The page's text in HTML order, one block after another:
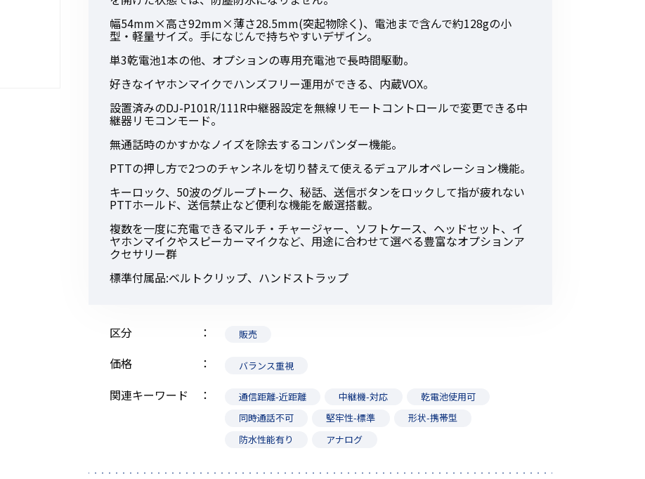
初めてご利用の方
金額から探す
販売商品から探す
幅54mm×高さ92mm×薄さ28.5mm(突起物除く)、電池まで含んで約128gの小
型・軽量サイズ。手になじんで持ちやすいデザイン。
単3乾電池1本の他、オプションの専用充電池で長時間駆動。
好きなイヤホンマイクでハンズフリー運用ができる、内蔵VOX。
設置済みのDJ-P101R/111R中継器設定を無線リモートコントロールで変更できる中
継器リモコンモード。
無通話時のかすかなノイズを除去するコンパンダー機能。
PTTの押し方で2つのチャンネルを切り替えて使えるデュアルオペレーション機能。
キーロック、50波のグループトーク、秘話、送信ボタンをロックして指が疲れない
PTTホールド、送信禁止など便利な機能を厳選搭載。
複数を一度に充電できるマルチ・チャージャー、ソフトケース、ヘッドセット、イ
ヤホンマイクやスピーカーマイクなど、用途に合わせて選べる豊富なオプションア
クセサリー群
標準付属品:ベルトクリップ、ハンドストラップ
区分 販売
価格 バランス重視
関連キーワード 通信距離-近距離 中継機-対応
乾電池使用可
同時通話不可
堅牢性-標準
形状-携帯型
防水性能有り
アナログ